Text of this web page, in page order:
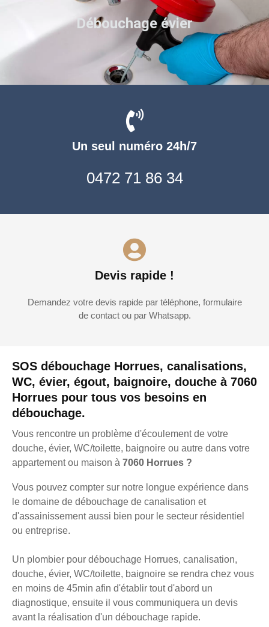
SOS débouchage Horrues, canalisations,
WC, évier, égout, baignoire, douche à 7060
Horrues pour tous vos besoins en
débouchage.
Vous rencontre un problème d'écoulement de votre
douche, évier, WC/toilette, baignoire ou autre dans votre
appartement ou maison à 7060 Horrues ?
Vous pouvez compter sur notre longue expérience dans
le domaine de débouchage de canalisation et
d'assainissement aussi bien pour le secteur résidentiel
ou entreprise.
Un plombier pour débouchage Horrues, canalisation,
douche, évier, WC/toilette, baignoire se rendra chez vous
en moins de 45min afin d'établir tout d'abord un
diagnostique, ensuite il vous communiquera un devis
avant la réalisation d'un débouchage rapide.
Un seul numéro 24h/7
0472 71 86 34
Devis rapide !
Demandez votre devis rapide par téléphone, formulaire
de contact ou par Whatsapp.
Débouchage évier